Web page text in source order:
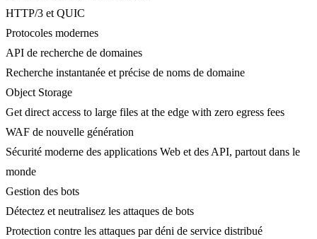
HTTP/3 et QUIC
Protocoles modernes
API de recherche de domaines
Recherche instantanée et précise de noms de domaine
Object Storage
Get direct access to large files at the edge with zero egress fees
WAF de nouvelle génération
Sécurité moderne des applications Web et des API, partout dans le
monde
Gestion des bots
Détectez et neutralisez les attaques de bots
Protection contre les attaques par déni de service distribué